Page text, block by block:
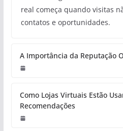
real começa quando visitas
contatos e oportunidades.
A Importância da Reputação
Como Lojas Virtuais Estão
Recomendações